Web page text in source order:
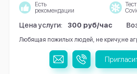
Есть
рекомендации
Цена услуги: 300 руб/час
Любящая пожилых людей, не кричу,не